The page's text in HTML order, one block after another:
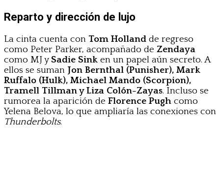
Reparto y dirección de lujo
La cinta cuenta con Tom Holland de regreso
como Peter Parker, acompañado de Zendaya
como MJ ySadie Sink en un papel aún secreto. A
ellos se suman Jon Bernthal (Punisher), Mark
Ruffalo (Hulk), Michael Mando (Scorpion),
Tramell Tillman y Liza Colón-Zayas. Incluso se
rumorea la aparición de Florence Pugh como
Yelena Belova, lo que ampliaría las conexiones con
Thunderbolts.